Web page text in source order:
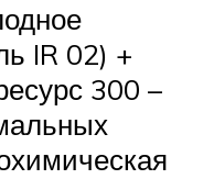
IR 02) +
300 –